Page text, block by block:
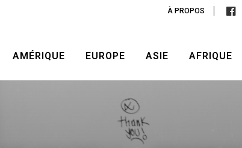
À PROPOS
AMÉRIQUE EUROPE ASIE AFRIQUE